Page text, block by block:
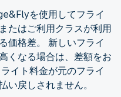
を使用してフライ
たはご利用クラスが利用
価格差。 新しいフライ
くなる場合は、差額をお
イト料金が元のフライ
い戻しされません。